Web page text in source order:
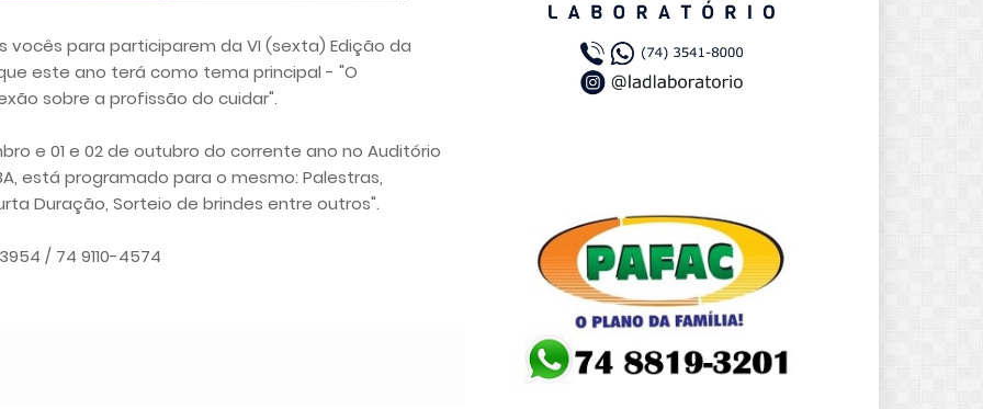
vocês para participarem da VI (sexta) Edição da
este ano terá como tema principal - "O
sobre a profissão do cuidar".
e 01 e 02 de outubro do corrente ano no Auditório
está programado para o mesmo: Palestras,
Duração, Sorteio de brindes entre outros".
/ 74 9110-4574